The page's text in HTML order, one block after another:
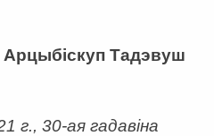
Тадэвуш
г., 30-ая гадавіна